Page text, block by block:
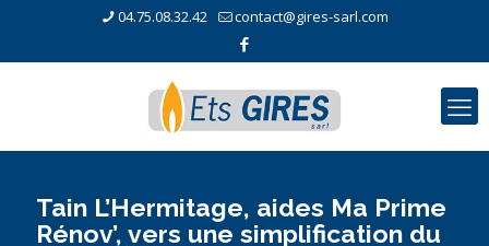
04.75.08.32.42 contact@gires-sarl.com
Tain L’Hermitage, aides Ma Prime
Rénov’, vers une simplification du